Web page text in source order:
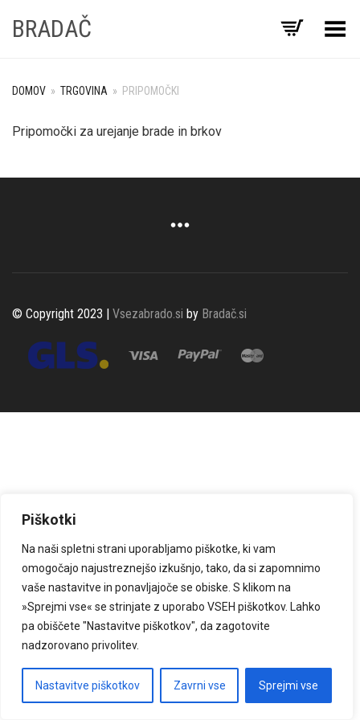
Piškotki
Na naši spletni strani uporabljamo piškotke, ki vam
omogočajo najustreznejšo izkušnjo, tako, da si zapomnimo
vaše nastavitve in ponavljajoče se obiske. S klikom na
»Sprejmi vse« se strinjate z uporabo VSEH piškotkov. Lahko
pa obiščete "Nastavitve piškotkov", da zagotovite
nadzorovano privolitev.
Nastavitve piškotkov Zavrni vse Sprejmi vse
BRADAČ Preklopi meni
DOMOV » TRGOVINA » PRIPOMOČKI
Pripomočki za urejanje brade in brkov
© Copyright 2023 | Vsezabrado.si by Bradač.si